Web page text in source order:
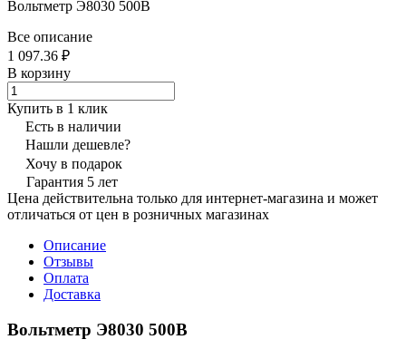
Вольтметр Э8030 500В
Все описание
1 097.36 ₽
В корзину
Купить в 1 клик
Есть в наличии
Нашли дешевле?
Хочу в подарок
Гарантия 5 лет
Цена действительна только для интернет-магазина и может
отличаться от цен в розничных магазинах
Описание
Отзывы
Оплата
Доставка
Вольтметр Э8030 500В